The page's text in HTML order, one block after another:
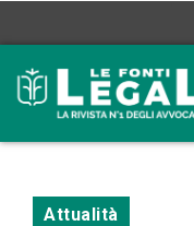
Attualità